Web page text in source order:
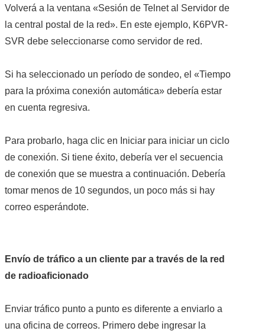
Volverá a la ventana «Sesión de Telnet al Servidor de
la central postal de la red». En este ejemplo, K6PVR-
SVR debe seleccionarse como servidor de red.
Si ha seleccionado un período de sondeo, el «Tiempo
para la próxima conexión automática» debería estar
en cuenta regresiva.
Para probarlo, haga clic en Iniciar para iniciar un ciclo
de conexión. Si tiene éxito, debería ver el secuencia
de conexión que se muestra a continuación. Debería
tomar menos de 10 segundos, un poco más si hay
correo esperándote.
Envío de tráfico a un cliente par a través de la red
de radioaficionado
Enviar tráfico punto a punto es diferente a enviarlo a
una oficina de correos. Primero debe ingresar la